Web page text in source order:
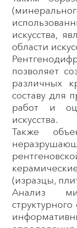
искусства,
области
позволяет
различных
составу для
работ и
искусства.
Также
(изразцы,
Анализ